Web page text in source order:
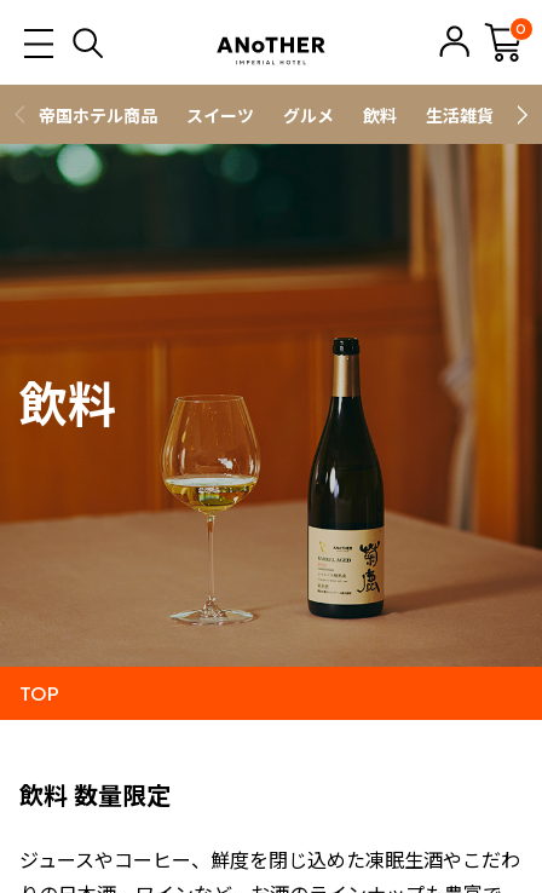
0
帝国ホテル商品 スイーツ グルメ 飲料 生活雑貨
飲料
TOP
飲料 数量限定
ジュースやコーヒー、鮮度を閉じ込めた凍眠生酒やこだわ